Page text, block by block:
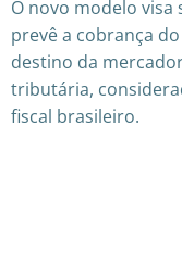
O novo modelo
prevê a cobrança
destino da
tributária,
fiscal brasileiro.